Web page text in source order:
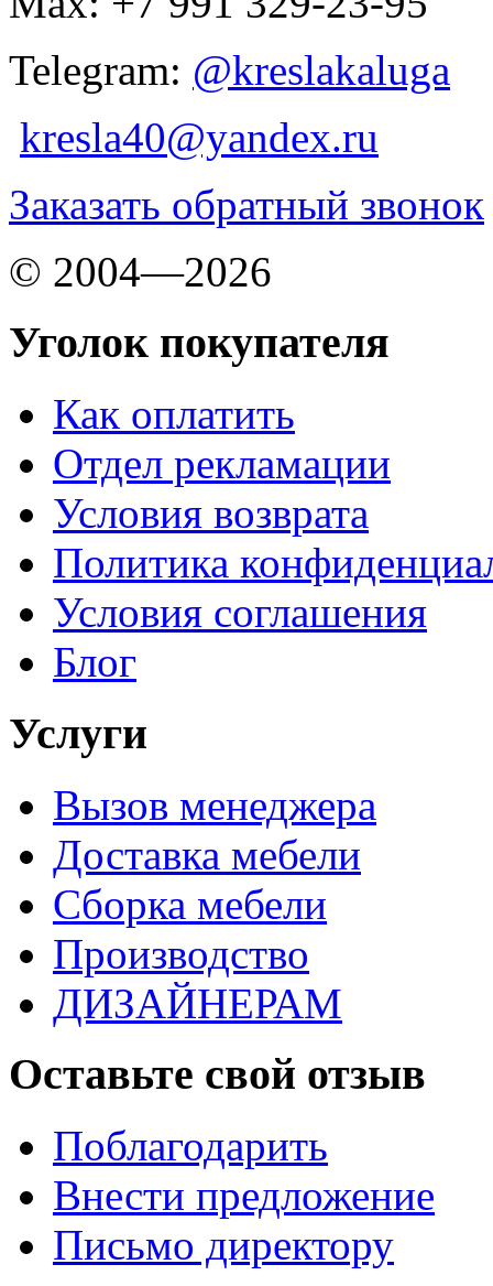
Telegram: @kreslakaluga
kresla40@yandex.ru
Заказать обратный звонок
© 2004—2026
Уголок покупателя
Как оплатить
Отдел рекламации
Условия возврата
Политика
Условия соглашения
Блог
Услуги
Вызов менеджера
Доставка мебели
Сборка мебели
Производство
ДИЗАЙНЕРАМ
Оставьте свой отзыв
Поблагодарить
Внести предложение
Письмо директору